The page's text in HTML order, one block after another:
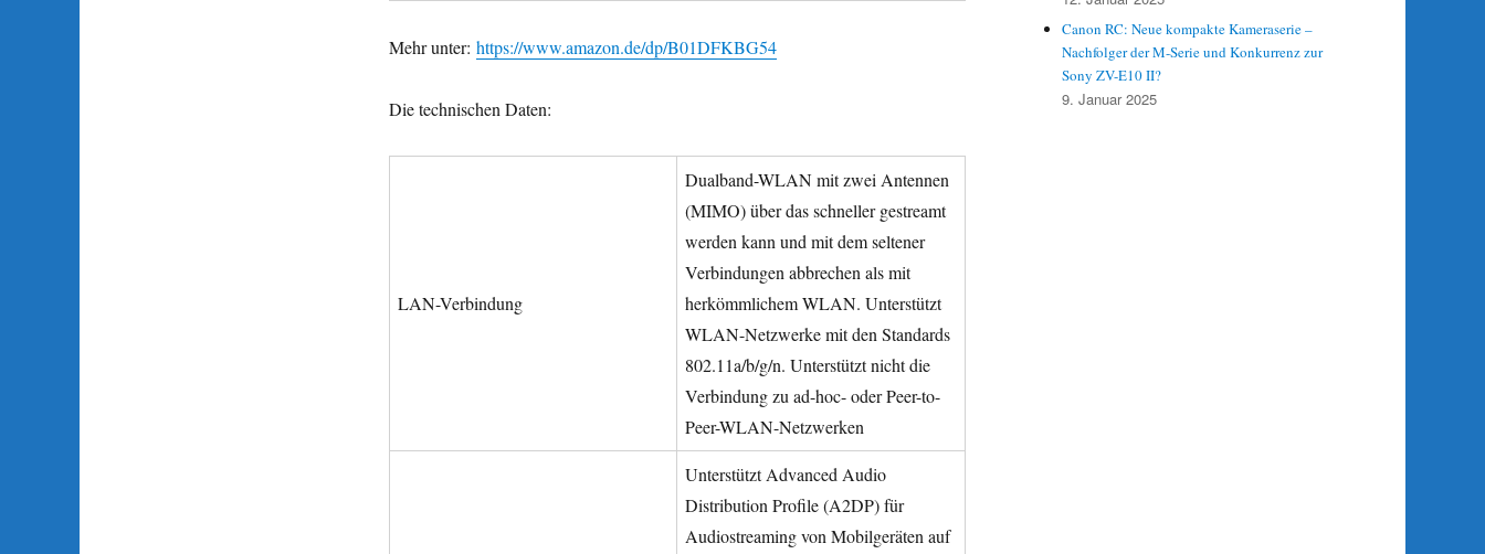
Mehr unter: https://www.amazon.de/dp/B01DFKBG54
Die technischen Daten:
LAN-Verbindung
Dualband-WLAN mit zwei Antennen
(MIMO) über das schneller gestreamt
werden kann und mit dem seltener
Verbindungen abbrechen als mit
herkömmlichem WLAN. Unterstützt
WLAN-Netzwerke mit den Standards
802.11a/b/g/n. Unterstützt nicht die
Verbindung zu ad-hoc- oder Peer-to-
Peer-WLAN-Netzwerken
Unterstützt Advanced Audio
Distribution Profile (A2DP) für
Audiostreaming von Mobilgeräten auf
Canon RC: Neue kompakte Kameraserie –
Nachfolger der M-Serie und Konkurrenz zur
Sony ZV-E10 II?
9. Januar 2025